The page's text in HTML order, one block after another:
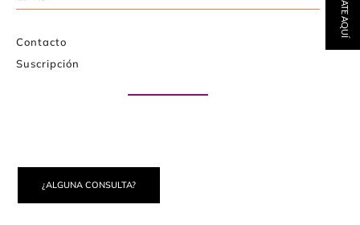
Contacto
Suscripción
¿ALGUNA CONSULTA?